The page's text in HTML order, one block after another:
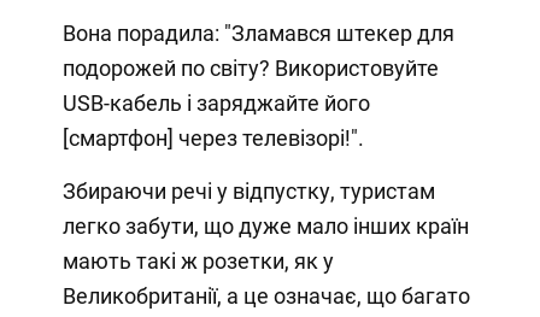
Вона порадила: "Зламався штекер для
подорожей по світу? Використовуйте
USB-кабель і заряджайте його
[смартфон] через телевізорі!".
Збираючи речі у відпустку, туристам
легко забути, що дуже мало інших країн
мають такі ж розетки, як у
Великобританії, а це означає, що багато